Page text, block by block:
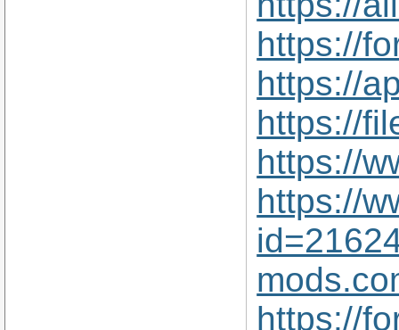
https://
https://
https://
https://
https://
https://